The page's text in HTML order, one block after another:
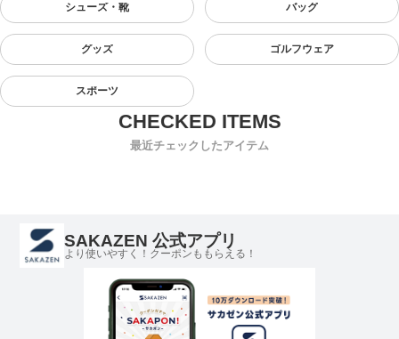
シューズ・靴 バッグ
グッズ ゴルフウェア
スポーツ
最近チェックしたアイテム
SAKAZEN 公式アプリ
より使いやすく！クーポンももらえる！